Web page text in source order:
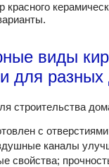
виды
для разных
строительства
с
каналы
свойства;